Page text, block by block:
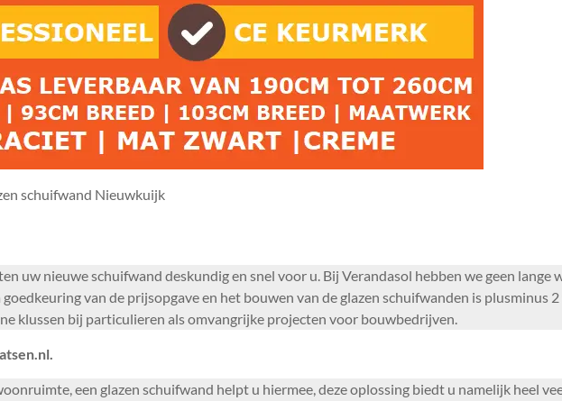
schuifwand Nieuwkuijk
uw nieuwe schuifwand deskundig en snel voor u. Bij Verandasol hebben we geen
van de prijsopgave en het bouwen van de glazen schuifwanden is plusminus
klussen bij particulieren als omvangrijke projecten voor bouwbedrijven.
een glazen schuifwand helpt u hiermee, deze oplossing biedt u namelijk heel